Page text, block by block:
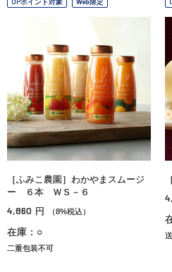
［ふみこ農園］わかやまスムージ
ー ６本 ＷＳ－６
4,860 円 （8%税込）
在庫：○
二重包装不可